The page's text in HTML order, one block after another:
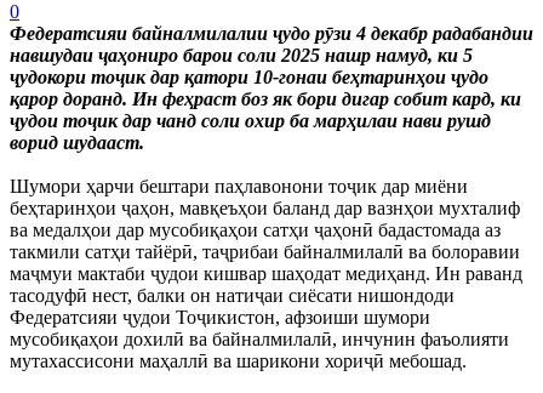
0
Федератсияи байналмилалии ҷудо рӯзи 4 декабр радабандии
навшудаи ҷаҳониро барои соли 2025 нашр намуд, ки 5
ҷудокори тоҷик дар қатори 10-гонаи беҳтаринҳои ҷудо
қарор доранд. Ин феҳраст боз як бори дигар собит кард, ки
ҷудои тоҷик дар чанд соли охир ба марҳилаи нави рушд
ворид шудааст.
Шумори ҳарчи бештари паҳлавонони тоҷик дар миёни
беҳтаринҳои ҷаҳон, мавқеъҳои баланд дар вазнҳои мухталиф
ва медалҳои дар мусобиқаҳои сатҳи ҷаҳонӣ бадастомада аз
такмили сатҳи тайёрӣ, таҷрибаи байналмилалӣ ва болоравии
маҷмуи мактаби ҷудои кишвар шаҳодат медиҳанд. Ин раванд
тасодуфӣ нест, балки он натиҷаи сиёсати нишондоди
Федератсияи ҷудои Тоҷикистон, афзоиши шумори
мусобиқаҳои дохилӣ ва байналмилалӣ, инчунин фаъолияти
мутахассисони маҳаллӣ ва шарикони хориҷӣ мебошад.